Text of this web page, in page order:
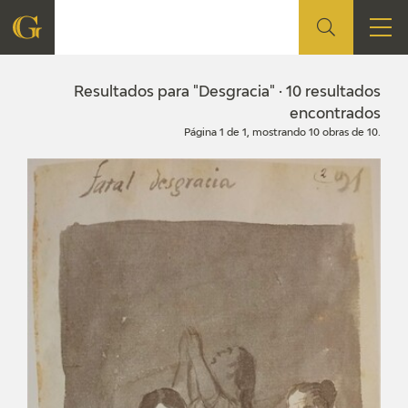
FUNDACIÓN
CENTRO DE INVESTIGACIÓN Y DOCUMENTACIÓN
ACCIÓN CORPORATIVA
PROGRAMACIÓN
Resultados para "Desgracia" · 10 resultados
encontrados
Página 1 de 1, mostrando 10 obras de 10.